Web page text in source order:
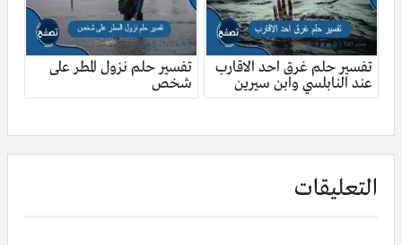
تفسير حلم غرق احد الاقارب
عند النابلسي وابن سيرين
تفسير حلم نزول المطر على
شخص
التعليقات